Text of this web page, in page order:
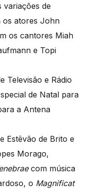
variações de
os atores John
os cantores Miah
e Topi
Televisão e Rádio
de Natal para
a Antena
Estêvão de Brito e
Morago,
com música
o Magnificat